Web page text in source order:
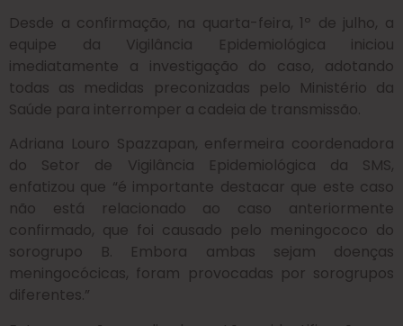
Desde a confirmação, na quarta-feira, 1º de julho, a
equipe da Vigilância Epidemiológica iniciou
imediatamente a investigação do caso, adotando
todas as medidas preconizadas pelo Ministério da
Saúde para interromper a cadeia de transmissão.
Adriana Louro Spazzapan, enfermeira coordenadora
do Setor de Vigilância Epidemiológica da SMS,
enfatizou que “é importante destacar que este caso
não está relacionado ao caso anteriormente
confirmado, que foi causado pelo meningococo do
sorogrupo B. Embora ambas sejam doenças
meningocócicas, foram provocadas por sorogrupos
diferentes.”